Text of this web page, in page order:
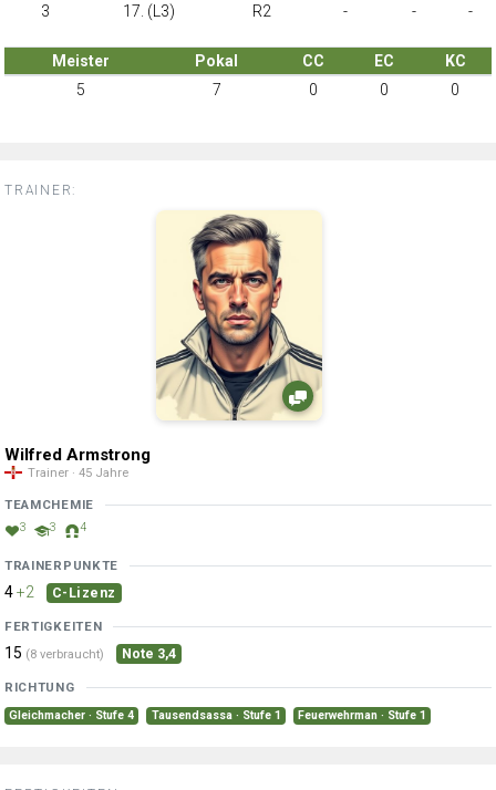
3
17. (L3) R2 - - -
Meister Pokal CC EC
KC
5
7 0 0 0
TRAINER:
Wilfred Armstrong
Trainer · 45 Jahre
TEAMCHEMIE
3 3 4
TRAINERPUNKTE
4+2 C-Lizenz
FERTIGKEITEN
15 (8 verbraucht) Note 3,4
RICHTUNG
Gleichmacher · Stufe 4 Tausendsassa · Stufe 1 Feuerwehrman · Stufe 1